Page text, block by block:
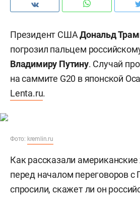
Президент СШАДональд
погрозил пальцем
Владимиру Путину. Случай
на саммите G20 в японской
Lenta.ru.
Фото: kremlin.ru
Как рассказали
перед началом переговоров
спросили, скажет ли он